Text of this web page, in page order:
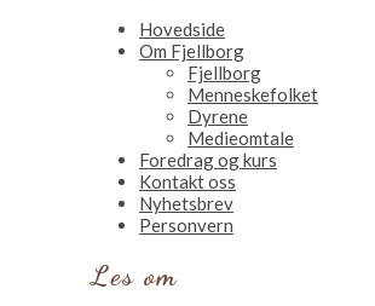
Hovedside
Om Fjellborg
Fjellborg
Menneskefolket
Dyrene
Medieomtale
Foredrag og kurs
Kontakt oss
Nyhetsbrev
Personvern
Les om